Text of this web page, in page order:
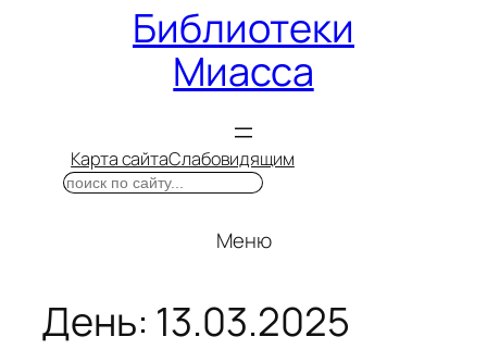
Библиотеки
Миасса
Карта сайтаСлабовидящим
Поиск
Меню
День: 13.03.2025